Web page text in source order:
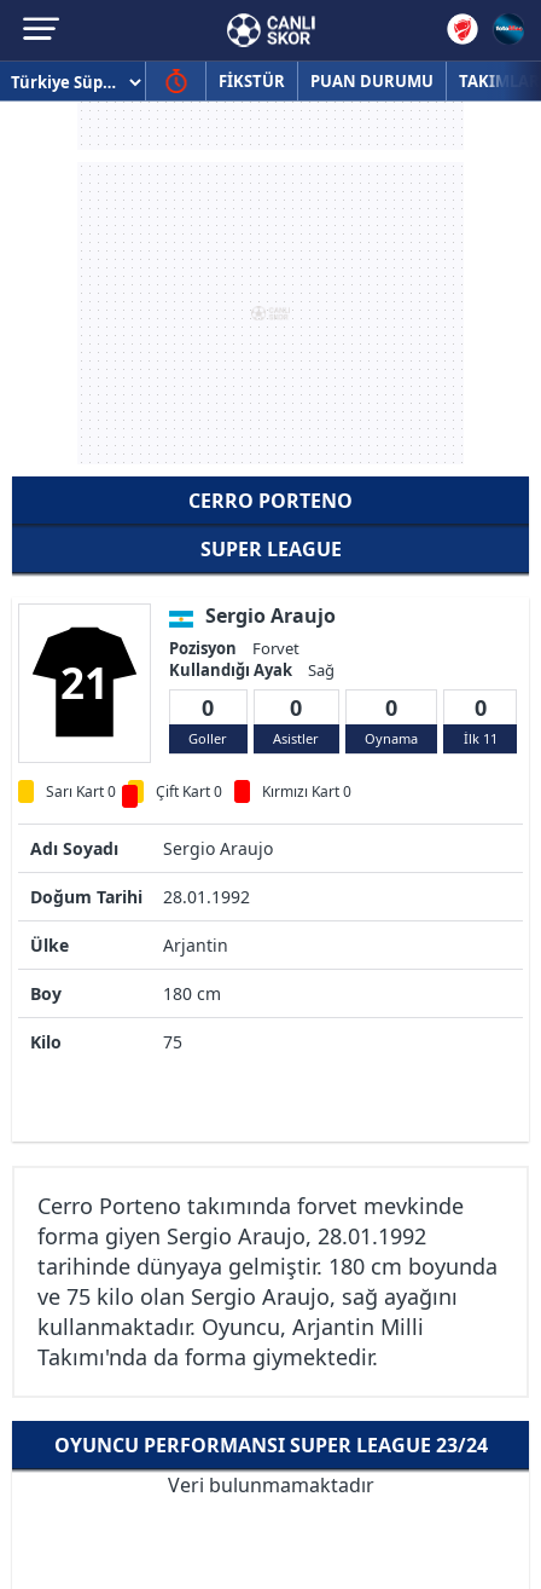
FİKSTÜR PUAN DURUMU TAKIMLAR
CERRO PORTENO
SUPER LEAGUE
21
Sergio Araujo
Pozisyon
Forvet
Kullandığı Ayak
Sağ
0
Goller
0
Asistler
0
Oynama
0
İlk 11
Sarı Kart 0 Çift Kart 0 Kırmızı Kart 0
Adı Soyadı Sergio Araujo
Doğum Tarihi 28.01.1992
Ülke Arjantin
Boy 180 cm
Kilo 75
Cerro Porteno takımında forvet mevkinde
forma giyen Sergio Araujo, 28.01.1992
tarihinde dünyaya gelmiştir. 180 cm boyunda
ve 75 kilo olan Sergio Araujo, sağ ayağını
kullanmaktadır. Oyuncu, Arjantin Milli
Takımı'nda da forma giymektedir.
OYUNCU PERFORMANSI SUPER LEAGUE 23/24
Veri bulunmamaktadır